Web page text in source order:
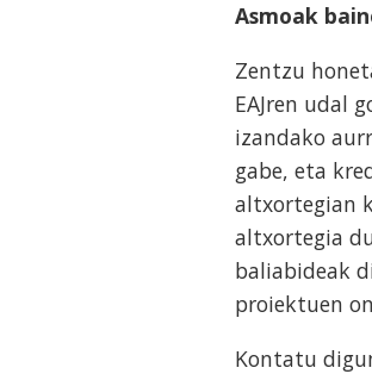
Asmoak
Zentzu
EAJren udal
izandako
gabe, eta
altxortegian
altxortegia
baliabideak
proiektuen
Kontatu